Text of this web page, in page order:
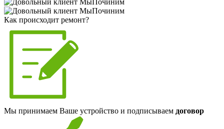
Как происходит ремонт?
Мы принимаем Ваше устройство и подписываем договор